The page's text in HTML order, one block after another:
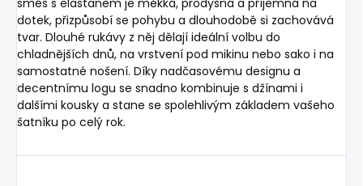
dotek, přizpůsobí se pohybu a dlouhodobě si zachovává
tvar. Dlouhé rukávy z něj dělají ideální volbu do
chladnějších dnů, na vrstvení pod mikinu nebo sako i na
samostatné nošení. Díky nadčasovému designu a
decentnímu logu se snadno kombinuje s džínami i
dalšími kousky a stane se spolehlivým základem vašeho
šatníku po celý rok.